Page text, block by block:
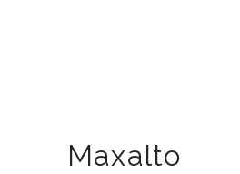
Maxalto